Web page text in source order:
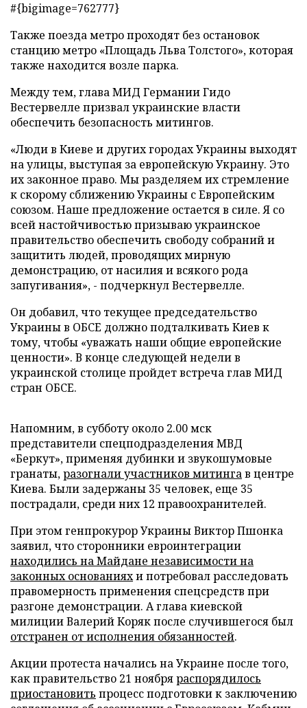
#{bigimage=762777}
Также поезда метро проходят без остановок
станциюметро «Площадь Льва Толстого», которая
также находится возле парка.
Между тем, глава МИД Германии Гидо
Вестервелле призвал украинские власти
обеспечить безопасность митингов.
«Люди в Киеве и других городах Украины выходят
на улицы, выступая за европейскую Украину. Это
их законное право. Мы разделяем их стремление
к скорому сближению Украины с Европейским
союзом. Наше предложение остается в силе. Я со
всей настойчивостью призываю украинское
правительство обеспечить свободу собраний и
защитить людей, проводящих мирную
демонстрацию, от насилия и всякого рода
запугивания», - подчеркнул Вестервелле.
Он добавил, что текущее председательство
Украины в ОБСЕ должно подталкивать Киев к
тому, чтобы «уважать наши общие европейские
ценности». В конце следующей недели в
украинской столице пройдет встреча глав МИД
стран ОБСЕ.
Напомним, в субботу около 2.00 мск
представители спецподразделения МВД
«Беркут», применяя дубинки и звукошумовые
гранаты,разогнали участников митингав центре
Киева. Были задержаны 35 человек, еще 35
пострадали, среди них 12 правоохранителей.
При этом генпрокурор Украины Виктор Пшонка
заявил, что сторонники евроинтеграции
находились на Майдане независимости на
законных основанияхи потребовал расследовать
правомерность применения спецсредств при
разгоне демонстрации. А глава киевской
милиции Валерий Коряк после случившегося был
отстранен от исполнения обязанностей.
Акции протеста начались на Украине после того,
как правительство 21 ноябряраспорядилось
приостановить процесс подготовки к заключению